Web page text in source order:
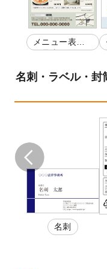
メニュー表・
お品書き
名刺・ラベル・封
名刺